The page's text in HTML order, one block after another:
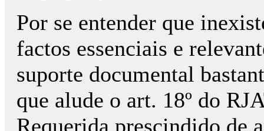
Por se entender que
factos essenciais e
suporte documental
que alude o art. 18º do
Requerida prescindido de